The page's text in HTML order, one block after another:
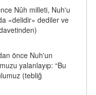
Nûh milleti, Nuh'u
«delidir» dediler ve
önce Nuh'un
yalanlayıp: “Bu
(tebliğ